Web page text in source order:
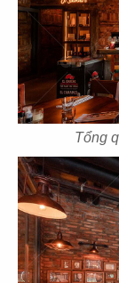
Tổng
87
THE
CN Lê Văn Sỹ